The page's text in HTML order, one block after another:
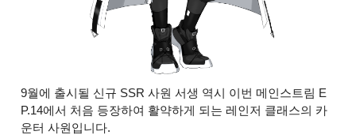
9월에 출시될 신규 SSR 사원 서생 역시 이번 메인스트림 E
P.14에서 처음 등장하여 활약하게 되는 레인저 클래스의 카
운터 사원입니다.